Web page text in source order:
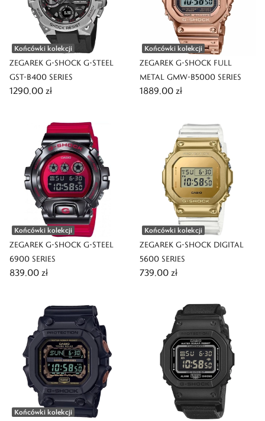
Końcówki kolekcji
ZEGAREK G-SHOCK G-STEEL
GST-B400 SERIES
1290,00 zł
Końcówki kolekcji
ZEGAREK G-SHOCK FULL
METAL GMW-B5000 SERIES
1889,00 zł
Końcówki kolekcji
ZEGAREK G-SHOCK G-STEEL
6900 SERIES
839,00 zł
Końcówki kolekcji
ZEGAREK G-SHOCK DIGITAL
5600 SERIES
739,00 zł
Końcówki kolekcji